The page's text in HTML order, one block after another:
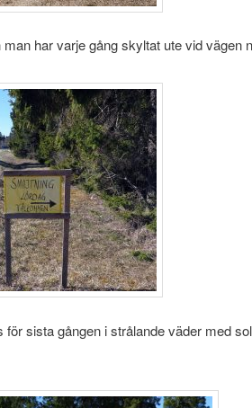
har varje gång skyltat ute vid vägen
sista gången i strålande väder med